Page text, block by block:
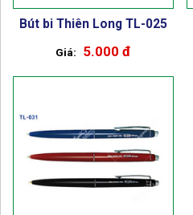
Bút bi Thiên Long TL-025
5.000 đ